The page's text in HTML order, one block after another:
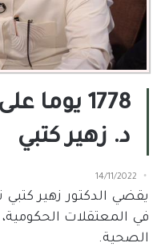
1778
د. زهير كتبي
14/11/2022
في المعتقلات
الصحية.